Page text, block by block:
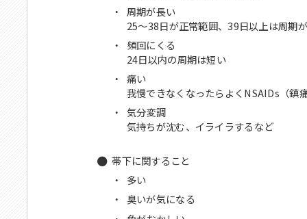
・
周期が長い
25～38日が正常範囲、39日以上は周期
・
頻回にくる
24日以内の周期は短い
・
痛い
我慢できなくなったらよくNSAIDs（鎮
・
気分変調
気持ちが沈む、イライラするなど
帯下に関すること
・
多い
・
臭いが気になる